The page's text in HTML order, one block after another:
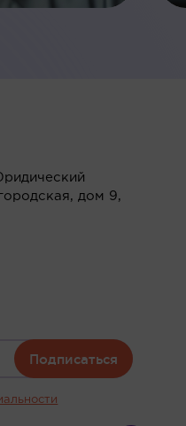
дом 9,
Подписаться